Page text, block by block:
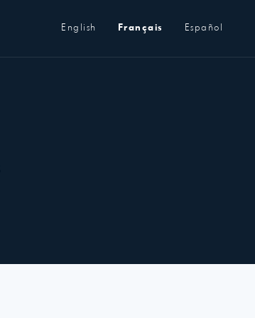
English Français Español